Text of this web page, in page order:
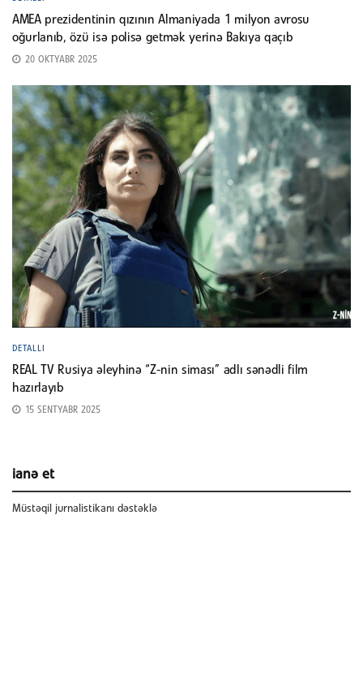
AMEA prezidentinin qızının Almaniyada 1 milyon avrosu
oğurlanıb, özü isə polisə getmək yerinə Bakıya qaçıb
20 OKTYABR 2025
DETALLI
REAL TV Rusiya əleyhinə “Z-nin siması” adlı sənədli film
hazırlayıb
15 SENTYABR 2025
ianə et
Müstəqil jurnalistikanı dəstəklə